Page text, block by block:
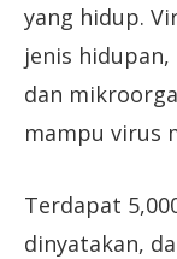
yang hidup.
jenis
dan
mampu virus
Terdapat
dinyatakan,